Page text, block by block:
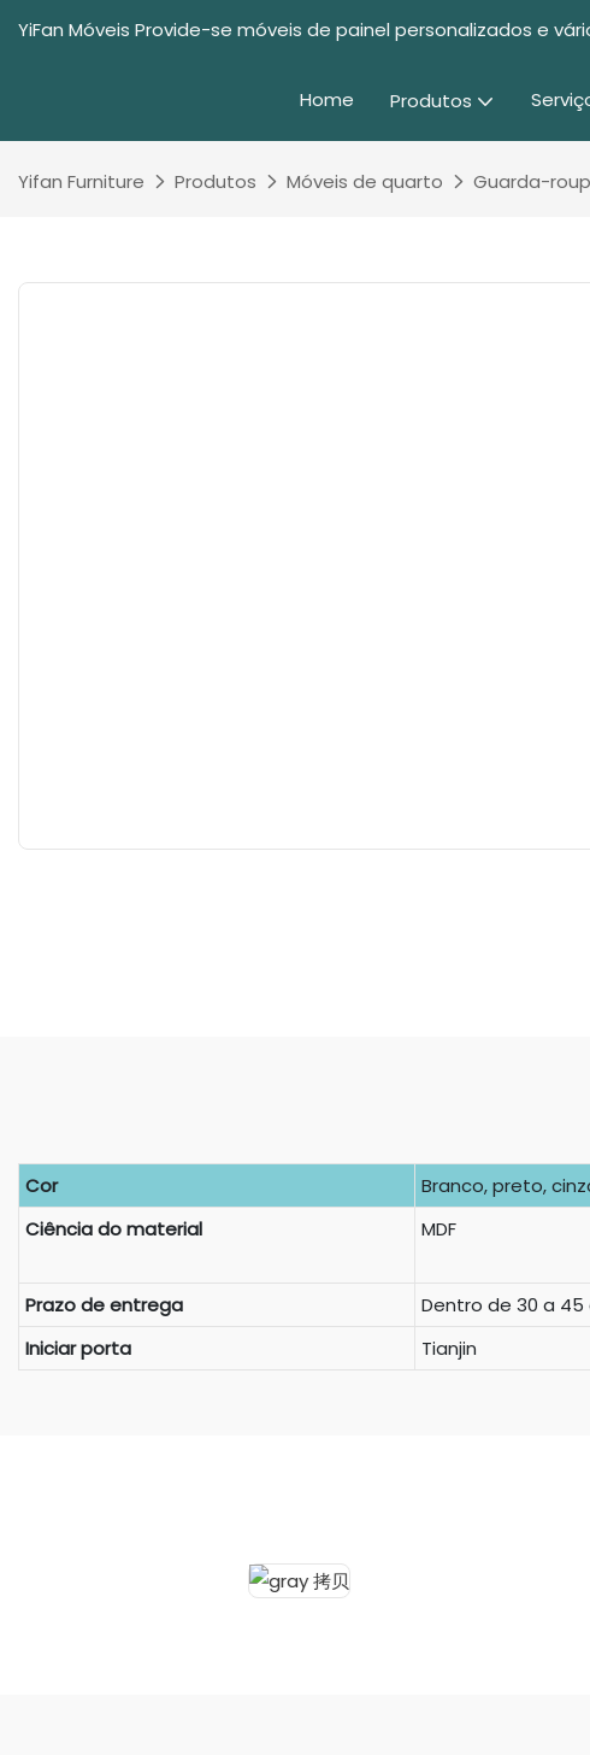
YiFan Móveis Provide-se móveis de painel personalizados e
Home Produtos
Yifan Furniture Produtos Móveis de quarto Guarda-
Cor Branco, preto,
Ciência do material
MDF
Prazo de entrega
Dentro de 30 a 45
Iniciar porta
Tianjin